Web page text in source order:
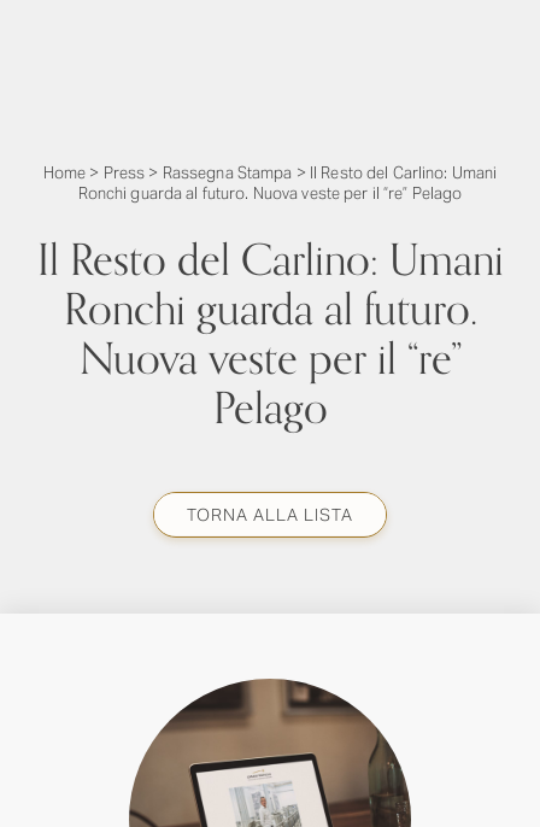
Home > Press > Rassegna Stampa > Il Resto del Carlino: Umani
Ronchi guarda al futuro. Nuova veste per il “re” Pelago
Il Resto del Carlino: Umani
Ronchi guarda al futuro.
Nuova veste per il “re”
Pelago
TORNA ALLA LISTA